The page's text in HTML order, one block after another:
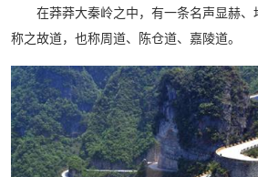
在莽莽大秦岭之中，有一条名声显赫、
称之故道，也称周道、陈仓道、嘉陵道。